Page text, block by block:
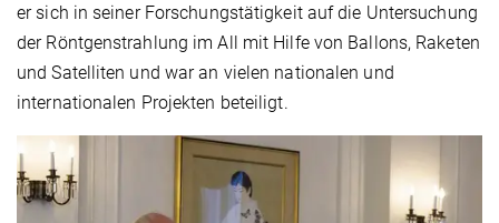
er sich in seiner Forschungstätigkeit auf die Untersuchung
der Röntgenstrahlung im All mit Hilfe von Ballons, Raketen
und Satelliten und war an vielen nationalen und
internationalen Projekten beteiligt.